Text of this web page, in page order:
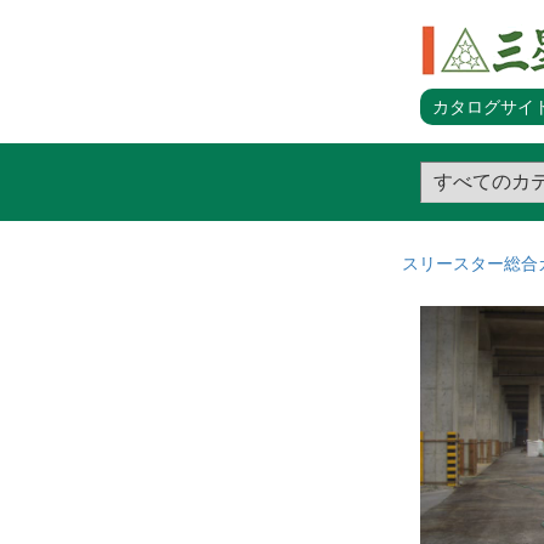
カタログサイ
スリースター総合